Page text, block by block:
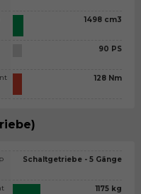
1498 cm3
90 PS
128 Nm
Schaltgetriebe - 5 Gänge
1175 kg